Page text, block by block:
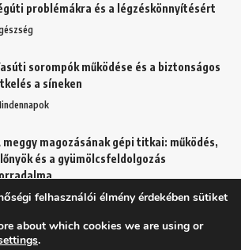
problémákra és a légzéskönnyítésért
sorompók működése és a biztonságos
a síneken
meggy magozásának gépi titkai: működés,
és a gyümölcsfeldolgozás
felhasználói élmény érdekében sütiket
about which cookies we are using or
.